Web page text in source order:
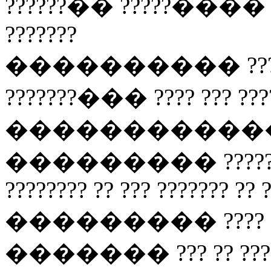
??????�� ?????����
???????
���������� ????
???????��� ???? ???
��������� ????? ???
???????? ?? ??? ??????? ??
��������� ???? ???
������� ??? ?? ?????